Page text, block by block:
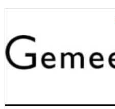
Skip
primary
navigation
Skip
content
Skip
primary
sidebar
Skip
footer